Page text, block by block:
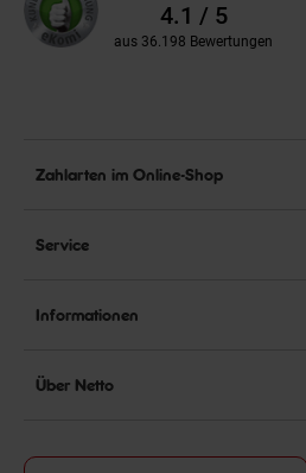
Bewertungen4.1 / 5
aus 36.198 Bewertungen
Zahlarten im Online-Shop
Service
Informationen
Über Netto